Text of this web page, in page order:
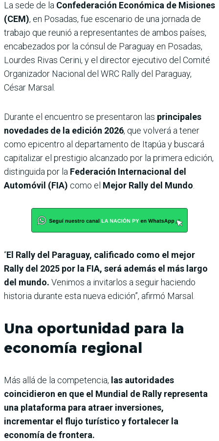
La sede de la Confederación Económica de Misiones
(CEM), en Posadas, fue escenario de una jornada de
trabajo que reunió a representantes de ambos países,
encabezados por la cónsul de Paraguay en Posadas,
Lourdes Rivas Cerini, y el director ejecutivo del Comité
Organizador Nacional del WRC Rally del Paraguay,
César Marsal.
Durante el encuentro se presentaron las principales
novedades de la edición 2026, que volverá a tener
como epicentro al departamento de Itapúa y buscará
capitalizar el prestigio alcanzado por la primera edición,
distinguida por la Federación Internacional del
Automóvil (FIA) como el Mejor Rally del Mundo
“El Rally del Paraguay, calificado como el mejor
Rally del 2025 por la FIA, será además el más largo
del mundo. Venimos a invitarlos a seguir haciendo
historia durante esta nueva edición”, afirmó Marsal.
Una oportunidad para la
economía regional
Más allá de la competencia, las autoridades
coincidieron en que el Mundial de Rally representa
una plataforma para atraer inversiones,
incrementar el flujo turístico y fortalecer la
economía de frontera.